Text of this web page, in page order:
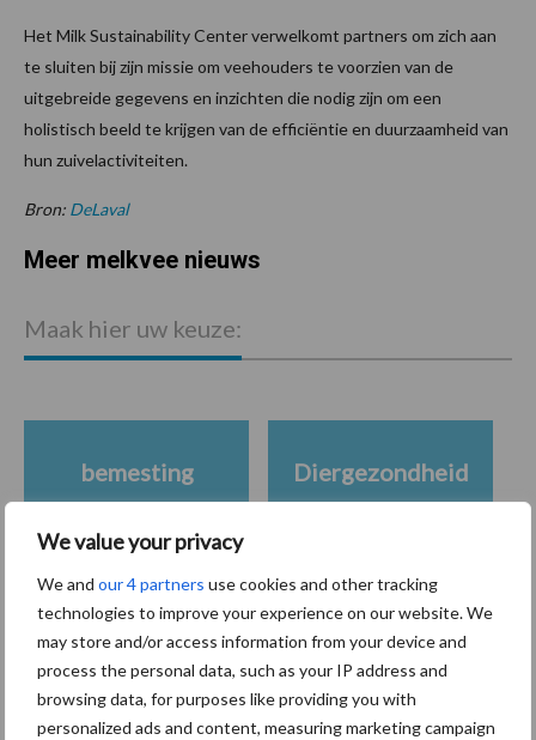
We value your privacy
We and our 4 partners use cookies and other tracking
technologies to improve your experience on our website. We
may store and/or access information from your device and
process the personal data, such as your IP address and
browsing data, for purposes like providing you with
personalized ads and content, measuring marketing campaign
Het Milk Sustainability Center verwelkomt partners om zich aan
te sluiten bij zijn missie om veehouders te voorzien van de
uitgebreide gegevens en inzichten die nodig zijn om een
holistisch beeld te krijgen van de efficiëntie en duurzaamheid van
hun zuivelactiviteiten.
Bron: DeLaval
Meer melkvee nieuws
Maak hier uw keuze:
bemesting Diergezondheid
Toon meer
Gerelateerde artikelen